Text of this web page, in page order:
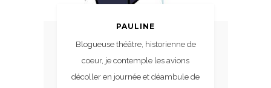
PAULINE
Blogueuse théâtre, historienne de
coeur, je contemple les avions
décoller en journée et déambule de